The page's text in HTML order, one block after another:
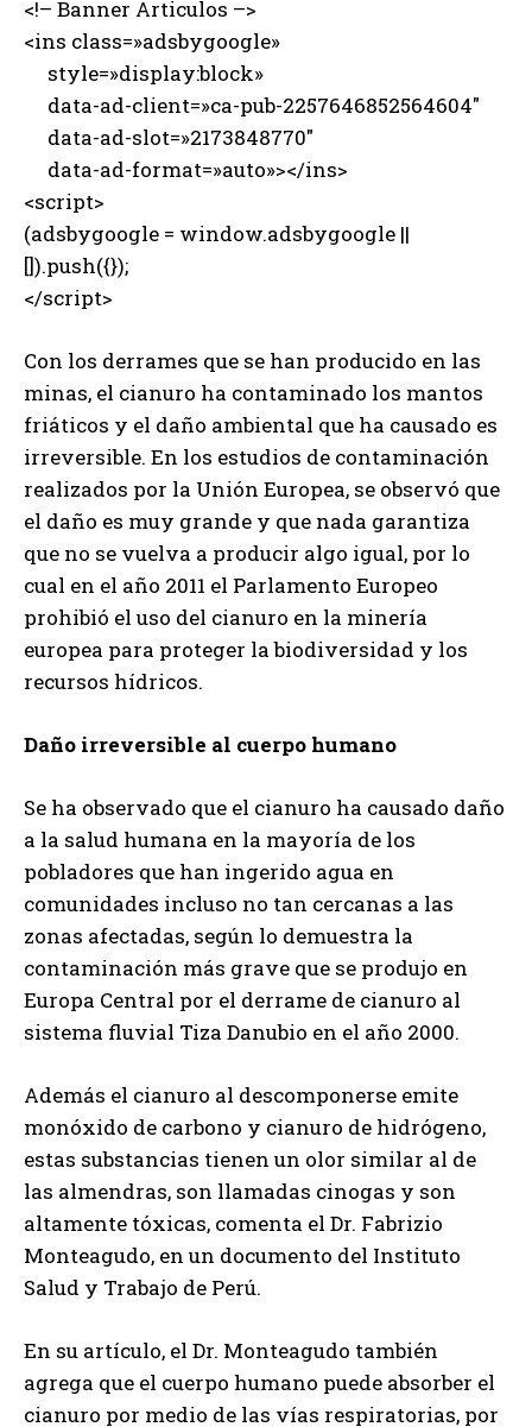
<!– Banner Articulos –>
<ins class=»adsbygoogle»
style=»display:block»
data-ad-client=»ca-pub-2257646852564604″
data-ad-slot=»2173848770″
data-ad-format=»auto»></ins>
<script>
(adsbygoogle = window.adsbygoogle ||
[]).push({});
</script>
Con los derrames que se han producido en las
minas, el cianuro ha contaminado los mantos
friáticos y el daño ambiental que ha causado es
irreversible. En los estudios de contaminación
realizados por la Unión Europea, se observó que
el daño es muy grande y que nada garantiza
que no se vuelva a producir algo igual, por lo
cual en el año 2011 el Parlamento Europeo
prohibió el uso del cianuro en la minería
europea para proteger la biodiversidad y los
recursos hídricos.
Daño irreversible al cuerpo humano
Se ha observado que el cianuro ha causado daño
a la salud humana en la mayoría de los
pobladores que han ingerido agua en
comunidades incluso no tan cercanas a las
zonas afectadas, según lo demuestra la
contaminación más grave que se produjo en
Europa Central por el derrame de cianuro al
sistema fluvial Tiza Danubio en el año 2000.
Además el cianuro al descomponerse emite
monóxido de carbono y cianuro de hidrógeno,
estas substancias tienen un olor similar al de
las almendras, son llamadas cinogas y son
altamente tóxicas, comenta el Dr. Fabrizio
Monteagudo, en un documento del Instituto
Salud y Trabajo de Perú.
En su artículo, el Dr. Monteagudo también
agrega que el cuerpo humano puede absorber el
cianuro por medio de las vías respiratorias, por